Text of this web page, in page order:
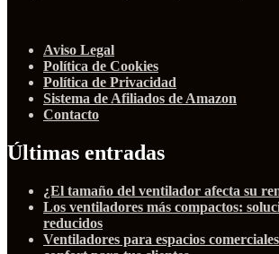
Aviso Legal
Política de Cookies
Política de Privacidad
Sistema de Afiliados de Amazon
Contacto
Últimas entradas
¿El tamaño del ventilador afecta su
Los ventiladores más compactos:
reducidos
Ventiladores para espacios